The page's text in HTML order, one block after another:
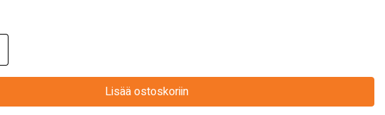
Lisää ostoskoriin